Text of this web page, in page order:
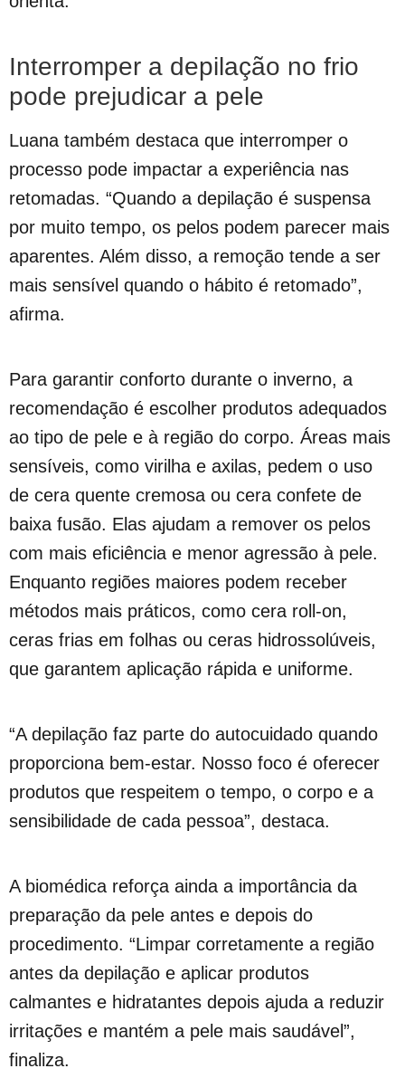
Interromper a depilação no frio
pode prejudicar a pele
Luana também destaca que interromper o
processo pode impactar a experiência nas
retomadas. “Quando a depilação é suspensa
por muito tempo, os pelos podem parecer mais
aparentes. Além disso, a remoção tende a ser
mais sensível quando o hábito é retomado”,
afirma.
Para garantir conforto durante o inverno, a
recomendação é escolher produtos adequados
ao tipo de pele e à região do corpo. Áreas mais
sensíveis, como virilha e axilas, pedem o uso
de cera quente cremosa ou cera confete de
baixa fusão. Elas ajudam a remover os pelos
com mais eficiência e menor agressão à pele.
Enquanto regiões maiores podem receber
métodos mais práticos, como cera roll-on,
ceras frias em folhas ou ceras hidrossolúveis,
que garantem aplicação rápida e uniforme.
“A depilação faz parte do autocuidado quando
proporciona bem-estar. Nosso foco é oferecer
produtos que respeitem o tempo, o corpo e a
sensibilidade de cada pessoa”, destaca.
A biomédica reforça ainda a importância da
preparação da pele antes e depois do
procedimento. “Limpar corretamente a região
antes da depilação e aplicar produtos
calmantes e hidratantes depois ajuda a reduzir
irritações e mantém a pele mais saudável”,
finaliza.